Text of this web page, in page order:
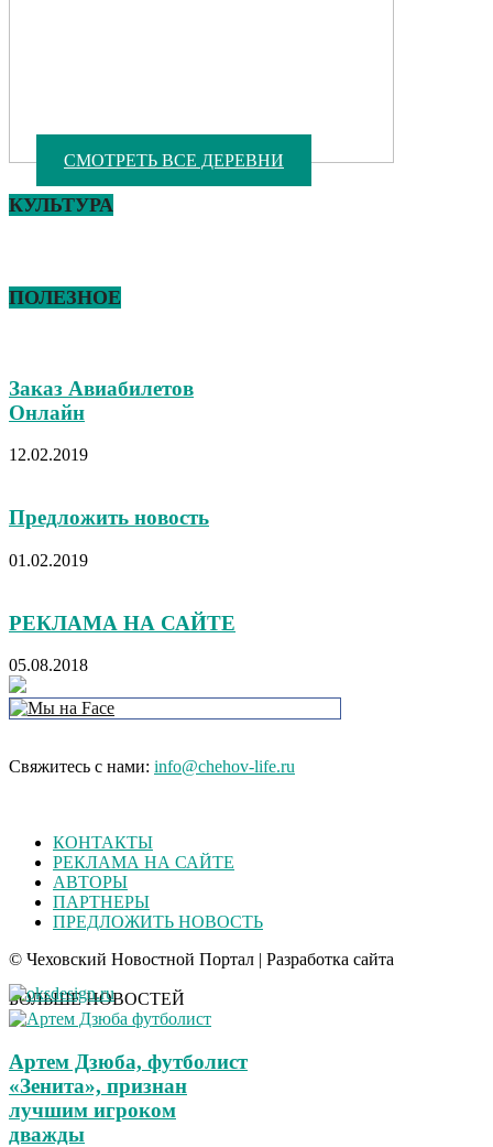
СМОТРЕТЬ ВСЕ ДЕРЕВНИ
КУЛЬТУРА
ПОЛЕЗНОЕ
Заказ Авиабилетов
Онлайн
12.02.2019
Предложить новость
01.02.2019
РЕКЛАМА НА САЙТЕ
05.08.2018
Свяжитесь с нами: info@chehov-life.ru
КОНТАКТЫ
РЕКЛАМА НА САЙТЕ
АВТОРЫ
ПАРТНЕРЫ
ПРЕДЛОЖИТЬ НОВОСТЬ
© Чеховский Новостной Портал | Разработка сайта
БОЛЬШЕ НОВОСТЕЙ
Артем Дзюба, футболист
«Зенита», признан
лучшим игроком
дважды